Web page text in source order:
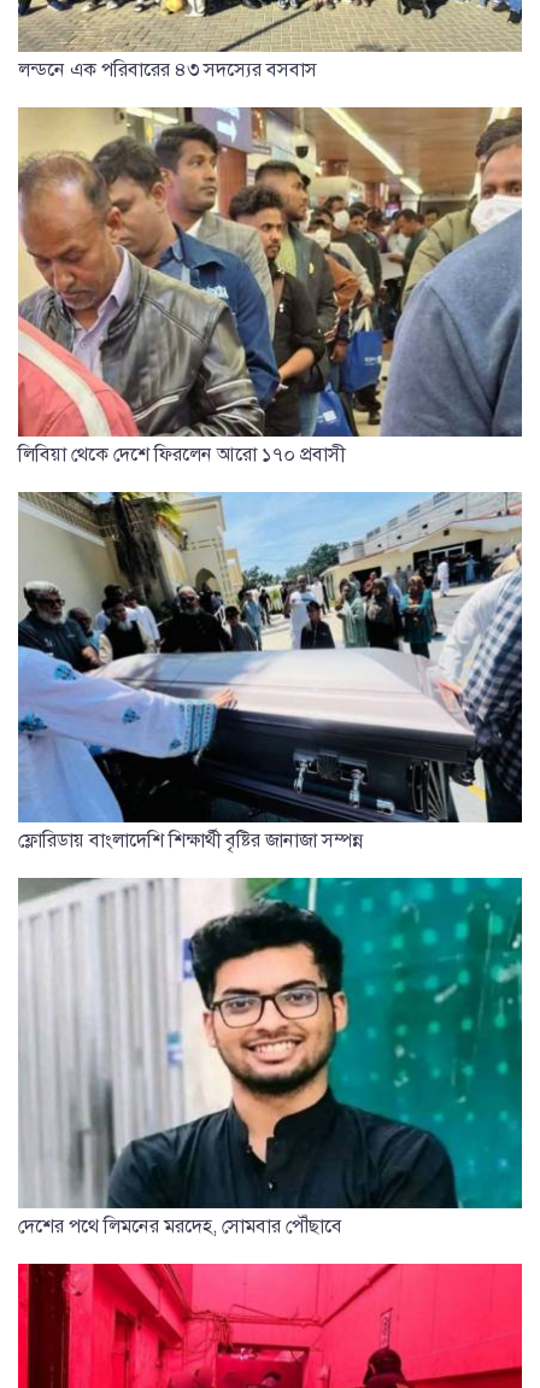
লন্ডনে এক পরিবারের ৪৩ সদস্যের বসবাস
লিবিয়া থেকে দেশে ফিরলেন আরো ১৭০ প্রবাসী
ফ্লোরিডায় বাংলাদেশি শিক্ষার্থী বৃষ্টির জানাজা সম্পন্ন
দেশের পথে লিমনের মরদেহ, সোমবার পৌঁছাবে